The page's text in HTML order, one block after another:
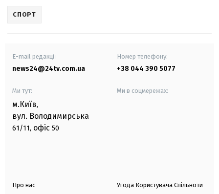
СПОРТ
E-mail редакції
news24@24tv.com.ua
Номер телефону:
+38 044 390 5077
Ми тут:
м.Київ,
вул. Володимирська
61/11, офіс 50
Ми в соцмережах:
Про нас Угода Користувача Спільноти